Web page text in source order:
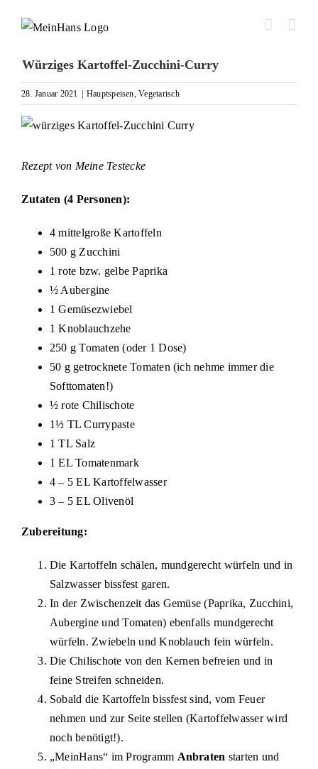
Inhalt
Würziges Kartoffel-Zucchini-Curry
28. Januar 2021 Hauptspeisen,Vegetarisch
Zeige
Bild
Rezept von Meine Testecke
Zutaten (4 Personen):
4 mittelgroße Kartoffeln
500 g Zucchini
1 rote bzw. gelbe Paprika
½ Aubergine
1 Gemüsezwiebel
1 Knoblauchzehe
250 g Tomaten (oder 1 Dose)
50 g getrocknete Tomaten (ich nehme immer die
Softtomaten!)
½ rote Chilischote
1½ TL Currypaste
1 TL Salz
1 EL Tomatenmark
4 – 5 EL Kartoffelwasser
3 – 5 EL Olivenöl
Zubereitung:
Die Kartoffeln schälen, mundgerecht würfeln und in
Salzwasser bissfest garen.
In der Zwischenzeit das Gemüse (Paprika, Zucchini,
Aubergine und Tomaten) ebenfalls mundgerecht
würfeln. Zwiebeln und Knoblauch fein würfeln.
Die Chilischote von den Kernen befreien und in
feine Streifen schneiden.
Sobald die Kartoffeln bissfest sind, vom Feuer
nehmen und zur Seite stellen (Kartoffelwasser wird
noch benötigt!).
„MeinHans“ im Programm Anbraten starten und